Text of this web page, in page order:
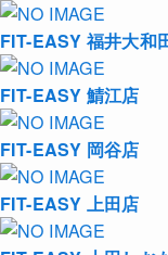
FIT-EASY 福井大和
FIT-EASY 鯖江店
FIT-EASY 岡谷店
FIT-EASY 上田店